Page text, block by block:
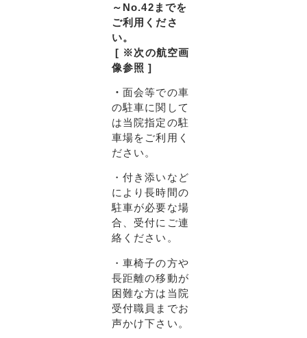
～No.42までを
ご利用くださ
い。
[ ※次の航空画
像参照 ]
・ 面会等での車
の駐車に関して
は当院指定の駐
車場をご利用く
ださい。
・付き添いなど
により長時間の
駐車が必要な場
合、受付にご連
絡ください。
・車椅子の方や
長距離の移動が
困難な方は当院
受付職員までお
声かけ下さい。